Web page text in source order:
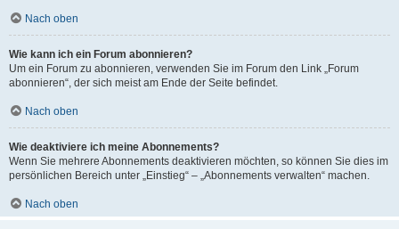
Nach oben
Wie kann ich ein Forum abonnieren?
Um ein Forum zu abonnieren, verwenden Sie im Forum den Link „Forum
abonnieren“, der sich meist am Ende der Seite befindet.
Nach oben
Wie deaktiviere ich meine Abonnements?
Wenn Sie mehrere Abonnements deaktivieren möchten, so können Sie dies im
persönlichen Bereich unter „Einstieg“ – „Abonnements verwalten“ machen.
Nach oben